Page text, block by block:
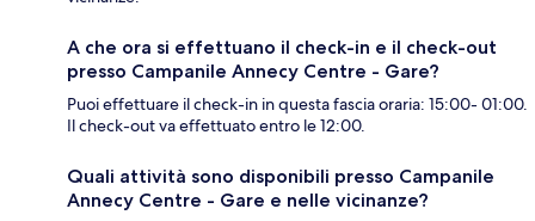
A che ora si effettuano il check-in e il check-out
presso Campanile Annecy Centre - Gare?
Puoi effettuare il check-in in questa fascia oraria: 15:00- 01:00.
Il check-out va effettuato entro le 12:00.
Quali attività sono disponibili presso Campanile
Annecy Centre - Gare e nelle vicinanze?